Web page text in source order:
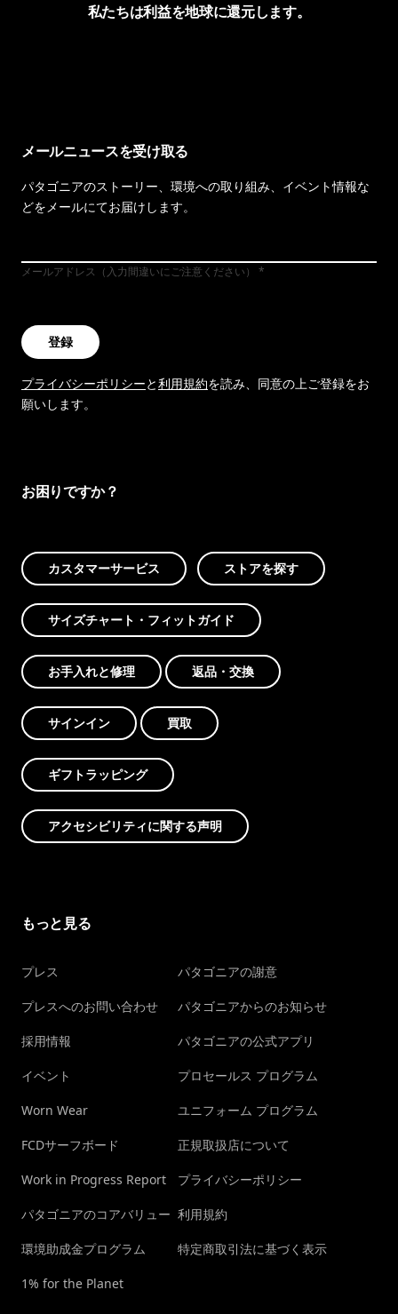
私たちは利益を地球に還元します。
メールニュースを受け取る
パタゴニアのストーリー、環境への取り組み、イベント情報な
どをメールにてお届けします。
メールアドレス（入力間違いにご注意ください）
登録
プライバシーポリシーと利用規約を読み、同意の上ご登録をお
願いします。
お困りですか？
カスタマーサービス ストアを探す
サイズチャート・フィットガイド
お手入れと修理 返品・交換
サインイン 買取
ギフトラッピング
アクセシビリティに関する声明
もっと見る
プレス
プレスへのお問い合わせ
採用情報
イベント
Worn Wear
FCDサーフボード
Work in Progress Report
パタゴニアのコアバリュー
環境助成金プログラム
1% for the Planet
パタゴニアの謝意
パタゴニアからのお知らせ
パタゴニアの公式アプリ
プロセールス プログラム
ユニフォーム プログラム
正規取扱店について
プライバシーポリシー
利用規約
特定商取引法に基づく表示